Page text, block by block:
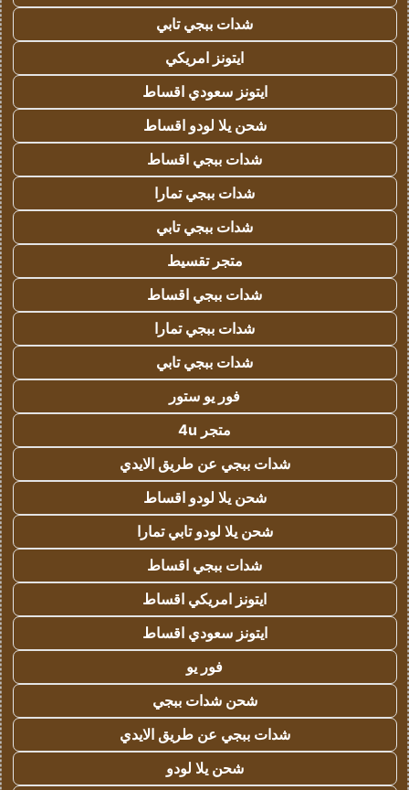
شدات ببجي تابي
ايتونز امريكي
ايتونز سعودي اقساط
شحن يلا لودو اقساط
شدات ببجي اقساط
شدات ببجي تمارا
شدات ببجي تابي
متجر تقسيط
شدات ببجي اقساط
شدات ببجي تمارا
شدات ببجي تابي
فور يو ستور
متجر 4u
شدات ببجي عن طريق الايدي
شحن يلا لودو اقساط
شحن يلا لودو تابي تمارا
شدات ببجي اقساط
ايتونز امريكي اقساط
ايتونز سعودي اقساط
فور يو
شحن شدات ببجي
شدات ببجي عن طريق الايدي
شحن يلا لودو